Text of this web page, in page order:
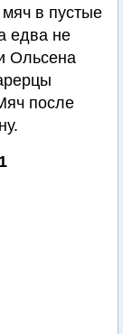
в пустые
едва не
Ольсена
после